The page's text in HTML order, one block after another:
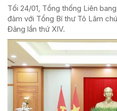
Tối 24/01, Tổng thống Liên
đàm với Tổng Bí thư Tô Lâm
Đảng lần thứ XIV.